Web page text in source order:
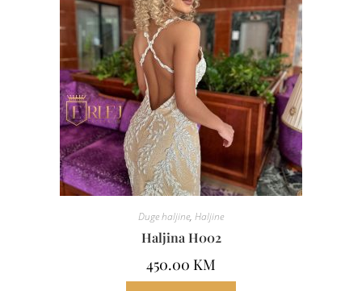
Duge haljine, Haljine
Haljina H002
450.00 KM